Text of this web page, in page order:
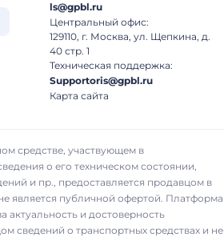
ls@gpbl.ru
Центральный офис:
129110, г. Москва, ул. Щепкина, д.
40 стр. 1
Техническая поддержка:
Supportoris@gpbl.ru
Карта сайта
средстве, участвующем в
о его техническом состоянии,
и пр., предоставляется продавцом в
является публичной офертой. Платформа
актуальность и достоверность
сведений о транспортных средствах и не